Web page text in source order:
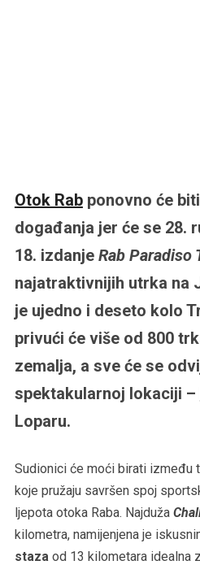
Otok Rabponovno će
događanja jer će se 28.
18. izdanje Rab Paradiso
najatraktivnijih utrka na
je ujedno i deseto kolo
privući će više od 800
zemalja, a sve će se
spektakularnoj lokaciji –
Loparu.
Sudionici će moći birati između
koje pružaju savršen spoj
ljepota otoka Raba. Najduža
kilometra, namijenjena je
staza od 13 kilometara idealna